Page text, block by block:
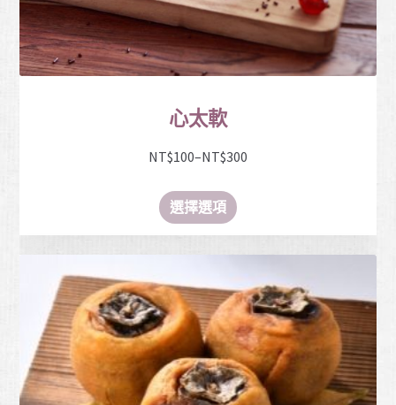
心太軟
NT$100–NT$300
選擇選項